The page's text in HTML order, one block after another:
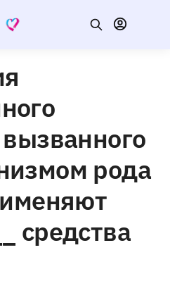
рода
средства